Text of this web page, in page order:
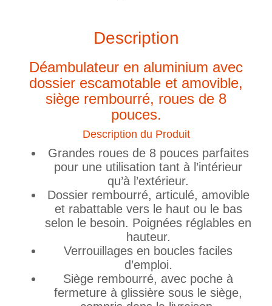
Description
Déambulateur en aluminium avec
dossier escamotable et amovible,
siège rembourré, roues de 8
pouces.
Description du Produit
Grandes roues de 8 pouces parfaites
pour une utilisation tant à l’intérieur
qu’à l’extérieur.
Dossier rembourré, articulé, amovible
et rabattable vers le haut ou le bas
selon le besoin. Poignées réglables en
hauteur.
Verrouillages en boucles faciles
d’emploi.
Siège rembourré, avec poche à
fermeture à glissière sous le siège,